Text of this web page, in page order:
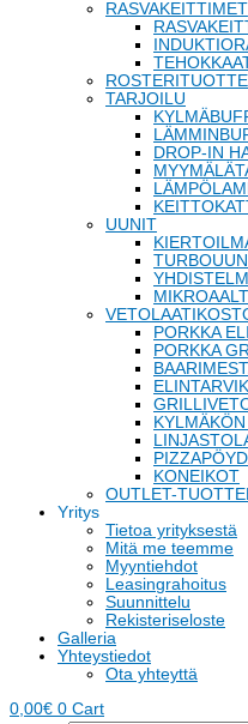
RASVAKEITTIMET
TARJOILU
DROP-IN
UUNIT
PORKKA
PORKKA
KONEIKOT
OUTLET-
Yritys
Tietoa yrityksestä
Mitä me teemme
Myyntiehdot
Leasingrahoitus
Suunnittelu
Rekisteriseloste
Galleria
Yhteystiedot
Ota yhteyttä
0,00€ 0 Cart